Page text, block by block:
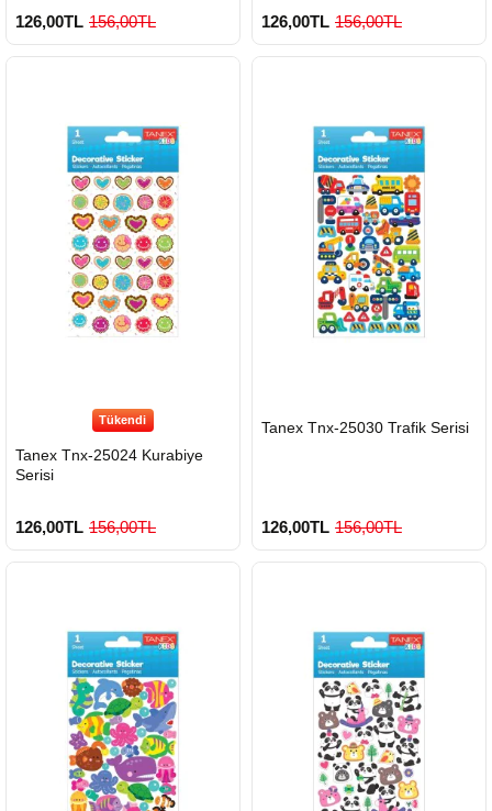
126,00TL 156,00TL 126,00TL 156,00TL
Tükendi
Tanex Tnx-25024 Kurabiye
Serisi
126,00TL 156,00TL
GÖNDERİ
Tanex Tnx-25030 Trafik Serisi
126,00TL 156,00TL